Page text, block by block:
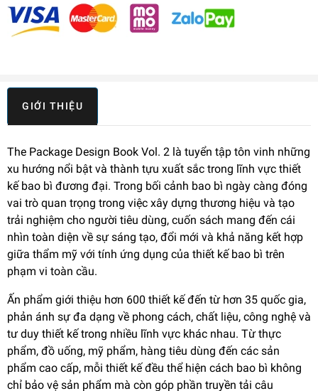
GIỚI THIỆU
The Package Design Book Vol. 2 là tuyển tập tôn vinh những
xu hướng nổi bật và thành tựu xuất sắc trong lĩnh vực thiết
kế bao bì đương đại. Trong bối cảnh bao bì ngày càng đóng
vai trò quan trọng trong việc xây dựng thương hiệu và tạo
trải nghiệm cho người tiêu dùng, cuốn sách mang đến cái
nhìn toàn diện về sự sáng tạo, đổi mới và khả năng kết hợp
giữa thẩm mỹ với tính ứng dụng của thiết kế bao bì trên
phạm vi toàn cầu.
Ấn phẩm giới thiệu hơn 600 thiết kế đến từ hơn 35 quốc gia,
phản ánh sự đa dạng về phong cách, chất liệu, công nghệ và
tư duy thiết kế trong nhiều lĩnh vực khác nhau. Từ thực
phẩm, đồ uống, mỹ phẩm, hàng tiêu dùng đến các sản
phẩm cao cấp, mỗi thiết kế đều thể hiện cách bao bì không
chỉ bảo vệ sản phẩm mà còn góp phần truyền tải câu